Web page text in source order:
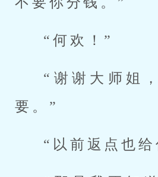
“何欢！”
“谢谢大师姐
要。”
“以前返点也